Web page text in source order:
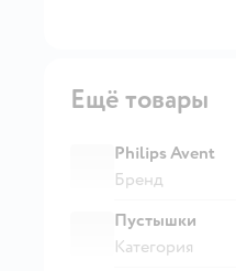
Ещё товары
Philips Avent
Бренд
Пустышки
Категория